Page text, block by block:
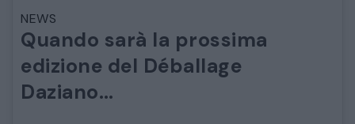
NEWS
Quando sarà la prossima
edizione del Déballage
Daziano…